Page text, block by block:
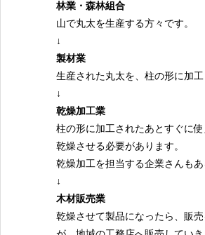
林業・森林組合
山で丸太を生産する方々です。
↓
製材業
生産された丸太を、柱の形に加工
↓
乾燥加工業
柱の形に加工されたあとすぐに使
乾燥させる必要があります。
乾燥加工を担当する企業さんもあ
↓
木材販売業
乾燥させて製品になったら、販